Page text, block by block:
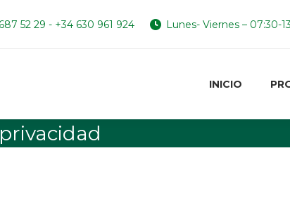
52 29 - +34 630 961 924 Lunes- Viernes – 07:30-
INICIO
INICIO